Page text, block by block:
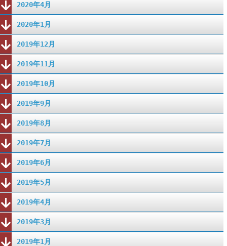
2020年4月
2020年1月
2019年12月
2019年11月
2019年10月
2019年9月
2019年8月
2019年7月
2019年6月
2019年5月
2019年4月
2019年3月
2019年1月